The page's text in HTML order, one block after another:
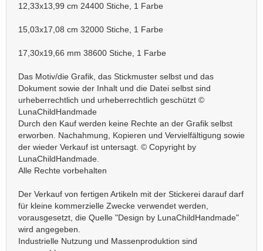
12,33x13,99 cm 24400 Stiche, 1 Farbe
15,03x17,08 cm 32000 Stiche, 1 Farbe
17,30x19,66 mm 38600 Stiche, 1 Farbe
Das Motiv/die Grafik, das Stickmuster selbst und das
Dokument sowie der Inhalt und die Datei selbst sind
urheberrechtlich und urheberrechtlich geschützt ©
LunaChildHandmade
Durch den Kauf werden keine Rechte an der Grafik selbst
erworben. Nachahmung, Kopieren und Vervielfältigung sowie
der wieder Verkauf ist untersagt. © Copyright by
LunaChildHandmade.
Alle Rechte vorbehalten
Der Verkauf von fertigen Artikeln mit der Stickerei darauf darf
für kleine kommerzielle Zwecke verwendet werden,
vorausgesetzt, die Quelle "Design by LunaChildHandmade"
wird angegeben.
Industrielle Nutzung und Massenproduktion sind